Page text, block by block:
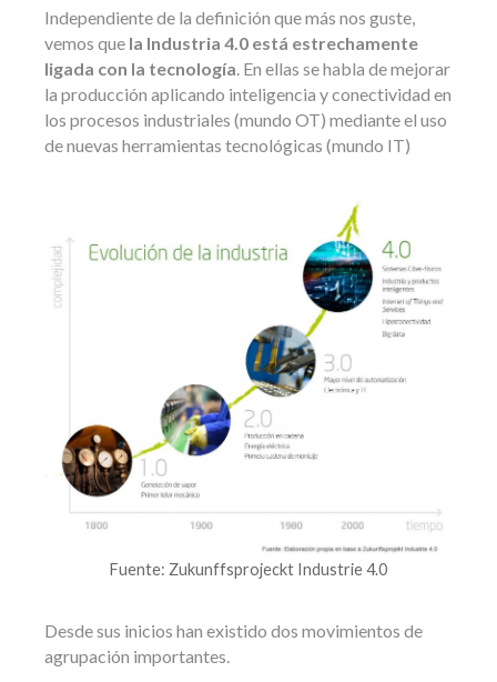
Independiente de la definición que más nos guste,
vemos que la Industria 4.0 está estrechamente
ligada con la tecnología. En ellas se habla de mejorar
la producción aplicando inteligencia y conectividad en
los procesos industriales (mundo OT) mediante el uso
de nuevas herramientas tecnológicas (mundo IT)
Fuente: Zukunffsprojeckt Industrie 4.0
Desde sus inicios han existido dos movimientos de
agrupación importantes.